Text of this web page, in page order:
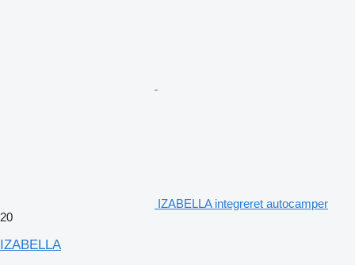
IZABELLA integreret autocamper
20
IZABELLA